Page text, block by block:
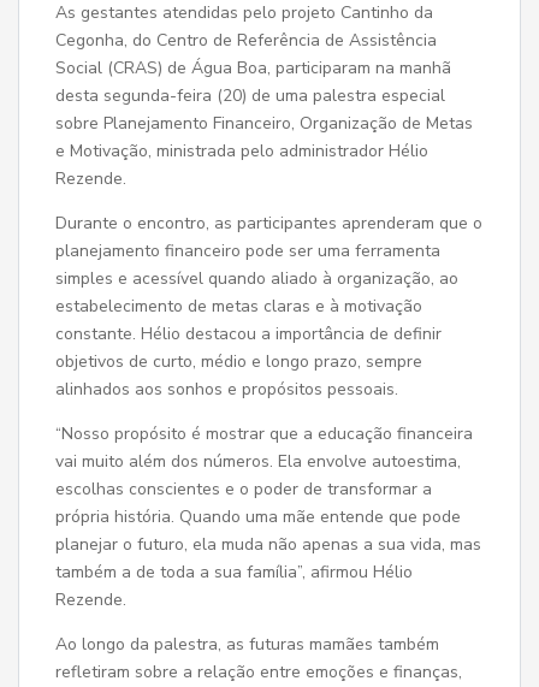
As gestantes atendidas pelo projeto Cantinho da
Cegonha, do Centro de Referência de Assistência
Social (CRAS) de Água Boa, participaram na manhã
desta segunda-feira (20) de uma palestra especial
sobre Planejamento Financeiro, Organização de Metas
e Motivação, ministrada pelo administrador Hélio
Rezende.
Durante o encontro, as participantes aprenderam que o
planejamento financeiro pode ser uma ferramenta
simples e acessível quando aliado à organização, ao
estabelecimento de metas claras e à motivação
constante. Hélio destacou a importância de definir
objetivos de curto, médio e longo prazo, sempre
alinhados aos sonhos e propósitos pessoais.
“Nosso propósito é mostrar que a educação financeira
vai muito além dos números. Ela envolve autoestima,
escolhas conscientes e o poder de transformar a
própria história. Quando uma mãe entende que pode
planejar o futuro, ela muda não apenas a sua vida, mas
também a de toda a sua família”, afirmou Hélio
Rezende.
Ao longo da palestra, as futuras mamães também
refletiram sobre a relação entre emoções e finanças,